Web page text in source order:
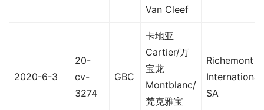
Van Cleef
2020-6-3
20-
cv-
3274
GBC
卡地亚
Cartier/万
宝龙
Montblanc/
梵克雅宝
Richemont
International
SA